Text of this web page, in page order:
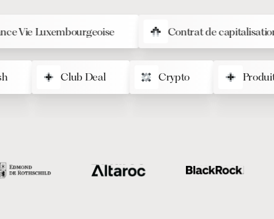
Luxembourgeoise Contrat de capitalisation
Club Deal Crypto